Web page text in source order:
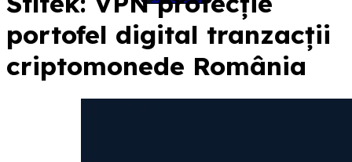
portofel digital tranzacții
criptomonede România